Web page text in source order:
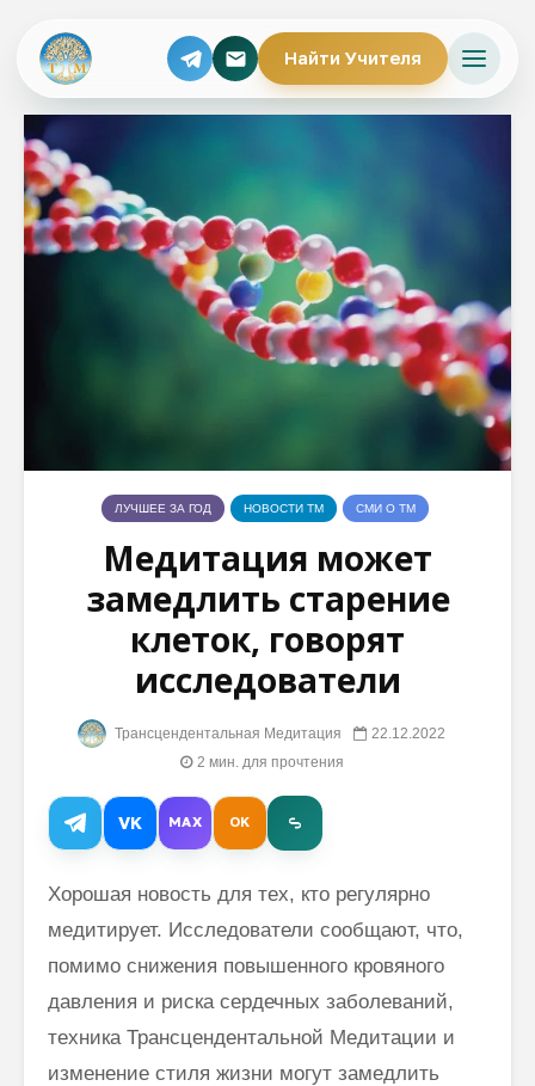
Найти Учителя
ЛУЧШЕЕ ЗА ГОД НОВОСТИ ТМ СМИ О ТМ
Медитация может
замедлить старение
клеток, говорят
исследователи
Трансцендентальная Медитация
22.12.2022
2 мин. для прочтения
VK MAX OK
Хорошая новость для тех, кто регулярно
медитирует. Исследователи сообщают, что,
помимо снижения повышенного кровяного
давления и риска сердечных заболеваний,
техника Трансцендентальной Медитации и
изменение стиля жизни могут замедлить
8 правил
счастливой
жизни
Махариши: “Ум
королей”
Гандхарва Веде
(видео)